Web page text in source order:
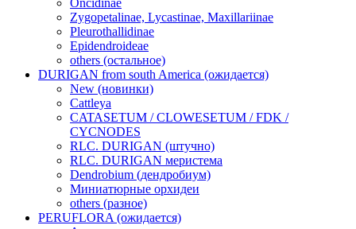
Oncidinae
Zygopetalinae, Lycastinae, Maxillariinae
Pleurothallidinae
Epidendroideae
others (остальное)
DURIGAN from south America (ожидается)
New (новинки)
Cattleya
CATASETUM / CLOWESETUM / FDK /
CYCNODES
RLC. DURIGAN (штучно)
RLC. DURIGAN меристема
Dendrobium (дендробиум)
Миниатюрные орхидеи
others (разное)
PERUFLORA (ожидается)